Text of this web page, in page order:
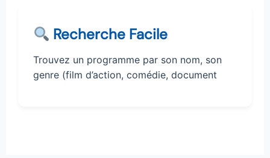
Recherche Facile
Trouvez un programme par son nom, son
genre (film d’action, comédie, document